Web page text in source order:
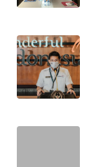
TAPANULI
WN
SAMOSIR
PADANG